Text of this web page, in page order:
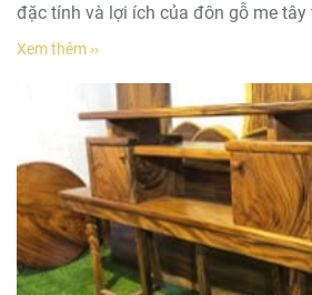
đặc tính và lợi ích của đôn gỗ me tây
Xem thêm ››